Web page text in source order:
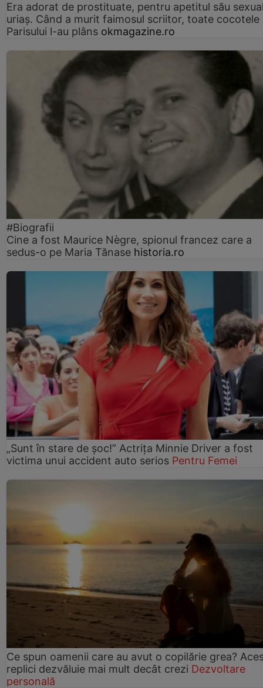
Era adorat de prostituate, pentru apetitul său
uriaș. Când a murit faimosul scriitor, toate cocotele
Parisului l-au plâns okmagazine.ro
#Biografii
Cine a fost Maurice Nègre, spionul francez care a
sedus-o pe Maria Tănase historia.ro
„Sunt în stare de șoc!” Actrița Minnie Driver a fost
victima unui accident auto serios Pentru Femei
Ce spun oamenii care au avut o copilărie grea?
replici dezvăluie mai mult decât crezi Dezvoltare
personală